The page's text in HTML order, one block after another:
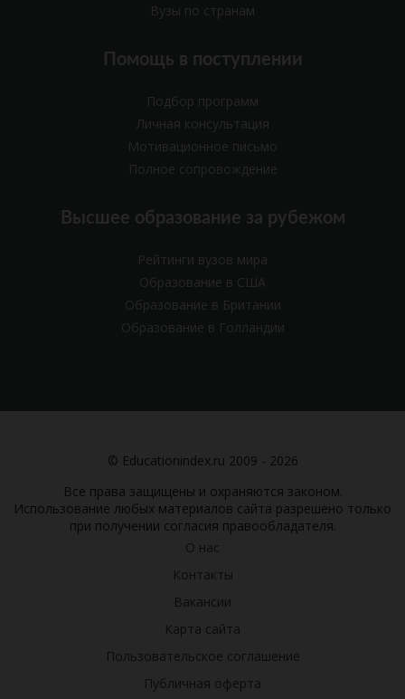
Вузы по странам
Помощь в поступлении
Подбор программ
Личная консультация
Мотивационное письмо
Полное сопровождение
Высшее образование за рубежом
Рейтинги вузов мира
Образование в США
Образование в Британии
Образование в Голландии
© Educationindex.ru 2009 - 2026
Все права защищены и охраняются законом.
Использование любых материалов сайта разрешено только
при получении согласия правообладателя.
О нас
Контакты
Вакансии
Карта сайта
Пользовательское соглашение
Публичная оферта